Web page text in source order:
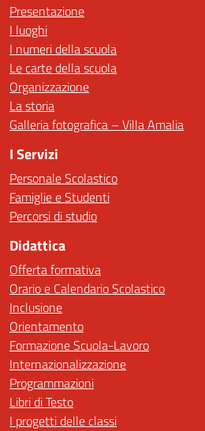
Presentazione
I luoghi
I numeri della scuola
Le carte della scuola
Organizzazione
La storia
Galleria fotografica – Villa Amalia
I Servizi
Personale Scolastico
Famiglie e Studenti
Percorsi di studio
Didattica
Offerta formativa
Orario e Calendario Scolastico
Inclusione
Orientamento
Formazione Scuola-Lavoro
Internazionalizzazione
Programmazioni
Libri di Testo
I progetti delle classi